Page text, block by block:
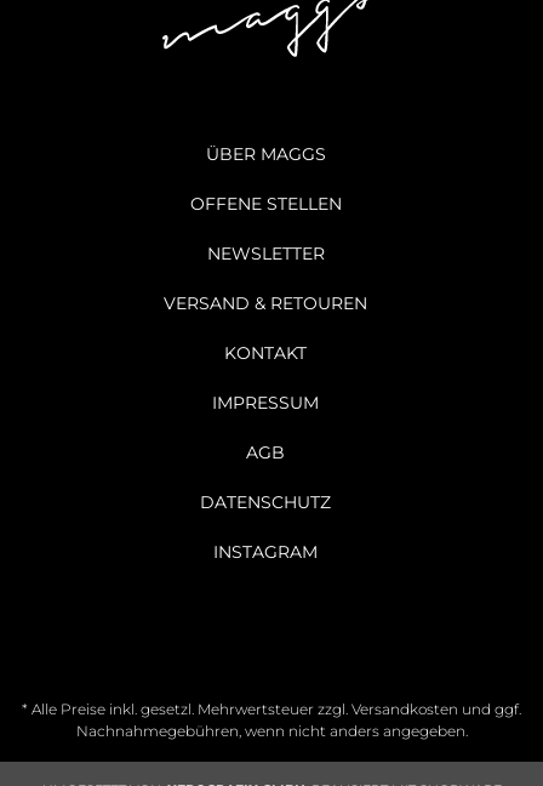
ÜBER MAGGS
OFFENE STELLEN
NEWSLETTER
VERSAND & RETOUREN
KONTAKT
IMPRESSUM
AGB
DATENSCHUTZ
INSTAGRAM
* Alle Preise inkl. gesetzl. Mehrwertsteuer zzgl. Versandkosten und ggf.
Nachnahmegebühren, wenn nicht anders angegeben.